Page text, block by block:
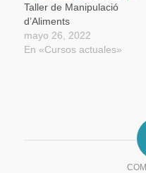
Taller de Manipulació
d’Aliments
mayo 26, 2022
En «Cursos actuales»